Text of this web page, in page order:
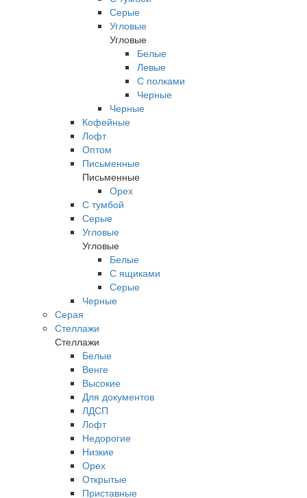
Серые
Угловые
Угловые
Белые
Левые
С полками
Черные
Черные
Кофейные
Лофт
Оптом
Письменные
Письменные
Орех
С тумбой
Серые
Угловые
Угловые
Белые
С ящиками
Серые
Черные
Серая
Стеллажи
Стеллажи
Белые
Венге
Высокие
Для документов
ЛДСП
Лофт
Недорогие
Низкие
Орех
Открытые
Приставные